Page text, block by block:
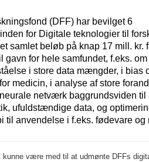
(DFF) har bevilget 6
for Digitale teknologier til
samlet beløb på knap 17 mill. kr.
gavn for hele samfundet, f.eks.
i store data mængder, i bias
medicin, i analyse af store
netværk baggrundsviden til
ufuldstændige data, og
til anvendelse i f.eks. fødevare og
kunne være med til at udmønte DFFs